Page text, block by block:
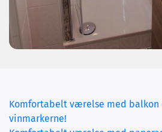
Komfortabelt værelse med balkon
vinmarkerne!